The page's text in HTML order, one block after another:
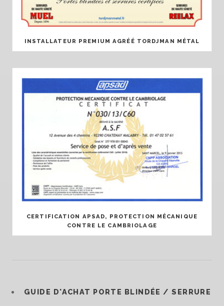
INSTALLATEUR PREMIUM AGRÉÉ TORDJMAN MÉTAL
CERTIFICATION APSAD, PROTECTION MÉCANIQUE
CONTRE LE CAMBRIOLAGE
GUIDE D'ACHAT PORTE BLINDÉE / SERRURE